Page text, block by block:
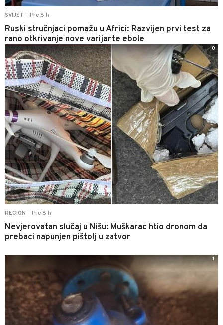
SVIJET Pre 8 h
Ruski stručnjaci pomažu u Africi: Razvijen prvi test za
rano otkrivanje nove varijante ebole
REGION Pre 8 h
Nevjerovatan slučaj u Nišu: Muškarac htio dronom da
prebaci napunjen pištolj u zatvor
0
1